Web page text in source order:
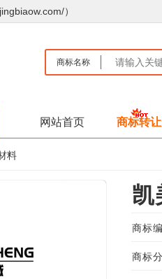
）
商标名称
网站首页 商标转让
料
凯
商标
商标